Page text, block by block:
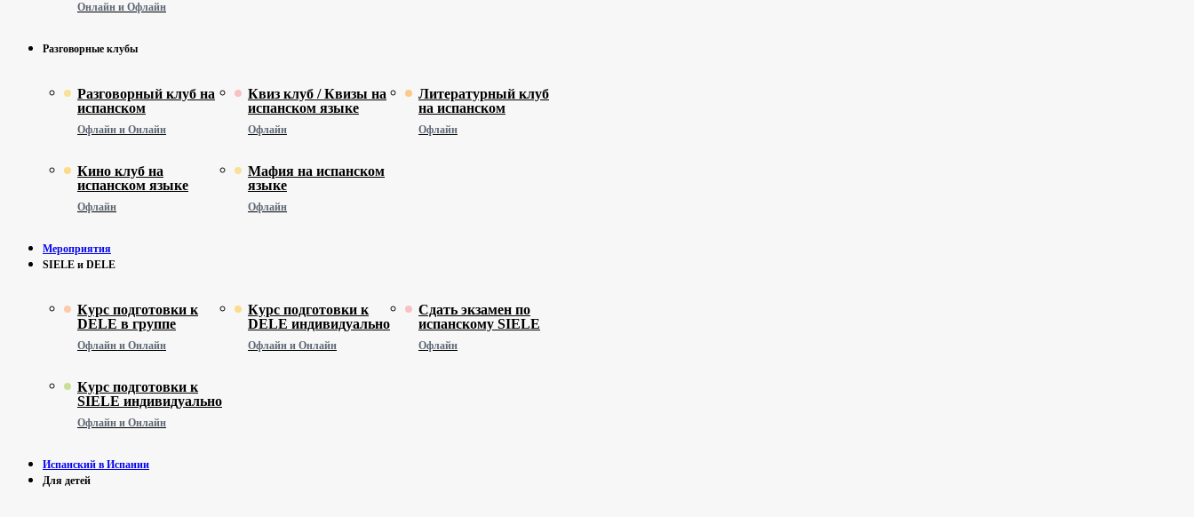
Онлайн и Офлайн
Разговорные клубы
Разговорный клуб на
испанском
Офлайн и Онлайн
Квиз клуб / Квизы на
испанском языке
Офлайн
Литературный клуб
на испанском
Офлайн
Кино клуб на
испанском языке
Офлайн
Мафия на испанском
языке
Офлайн
Мероприятия
SIELE и DELE
Курс подготовки к
DELE в группе
Офлайн и Онлайн
Курс подготовки к
DELE индивидуально
Офлайн и Онлайн
Сдать экзамен по
испанскому SIELE
Офлайн
Курс подготовки к
SIELE индивидуально
Офлайн и Онлайн
Испанский в Испании
Для детей